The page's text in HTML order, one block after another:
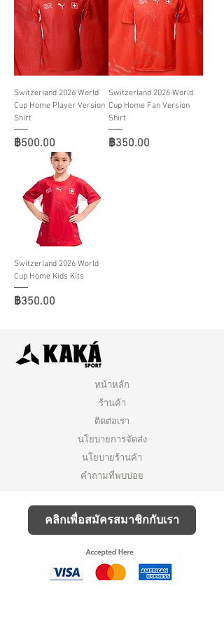
Switzerland 2026 World
Cup Home Player Version
Shirt
ราคา
฿500.00
Switzerland 2026 World
Cup Home Fan Version
Shirt
ราคา
฿350.00
Switzerland 2026 World
Cup Home Kids Kits
ราคา
฿350.00
หน้าหลัก
ร้านค้า
ติดต่อเรา
นโยบายการจัดส่ง
นโยบายร้านค้า
คำถามที่พบบ่อย
คลิกเพื่อสมัครสมาชิกกับเรา